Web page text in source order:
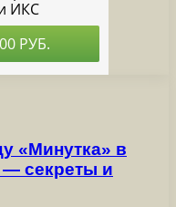
«Минутка» в
секреты и